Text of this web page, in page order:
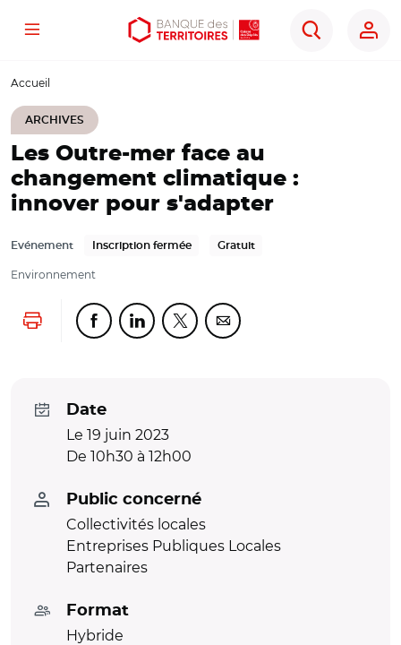
Aller
contenu
Aller
menu
Ouvrir
outils
Menu
Rechercher
Accueil
ARCHIVES
Les Outre-mer face au
changement climatique :
innover pour s'adapter
Evénement Inscription fermée Gratuit
Environnement
Lancer l'impressionPartager cette page sur Facebook
Partager cette page sur Linkedin
Partager cette page sur Twitter
Partager cette page sur
Date
Le 19 juin 2023
De 10h30 à 12h00
Public concerné
Collectivités locales
Entreprises Publiques Locales
Partenaires
Format
Hybride